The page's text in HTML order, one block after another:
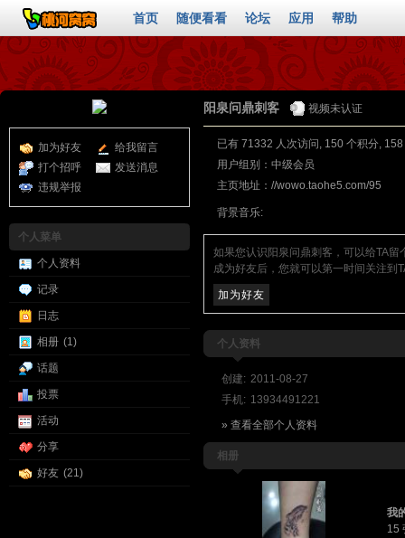
首页 随便看看 论坛 应用 帮助
加为好友
给我留言
打个招呼
发送消息
违规举报
个人菜单
个人资料
记录
日志
相册 (1)
话题
投票
活动
分享
好友 (21)
阳泉问鼎刺客 视频未认证
已有 71332 人次访问, 150 个积分,
用户组别： 中级会员
主页地址： //wowo.taohe5.com/95
背景音乐:
如果您认识阳泉问鼎刺客，可以给TA
成为好友后，您就可以第一时间关注到
加为好友
个人资料
创建: 2011-08-27
手机: 13934491221
» 查看全部个人资料
相册
我
15